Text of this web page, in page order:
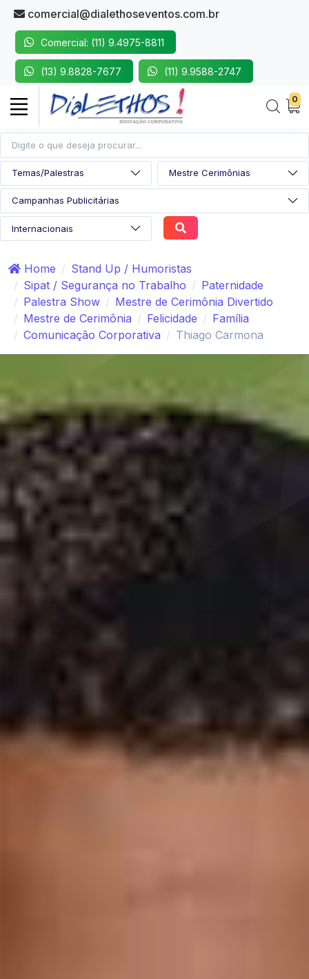
comercial@dialethoseventos.com.br
Comercial: (11) 9.4975-8811
(13) 9.8828-7677 (11) 9.9588-2747
0
Home
Stand Up / Humoristas
Sipat / Segurança no Trabalho
Paternidade
Palestra Show
Mestre de Cerimônia Divertido
Mestre de Cerimônia
Felicidade
Família
Comunicação Corporativa
Thiago Carmona